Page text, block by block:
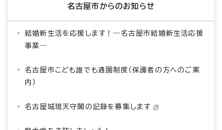
名古屋市からのお知らせ
結婚新生活を応援します！―名古屋市結婚新生活応援
事業―
名古屋市こども誰でも通園制度（保護者の方へのご案
内）
名古屋城現天守閣の記録を募集します